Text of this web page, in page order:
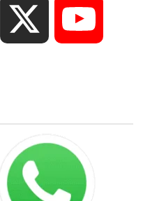
Instagram